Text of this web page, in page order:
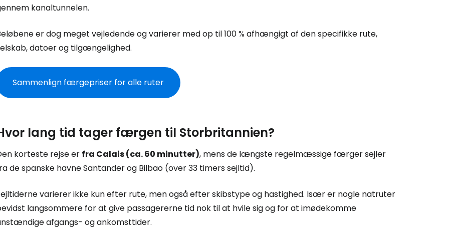
kanaltunnelen.
er dog meget vejledende og varierer med op til 100 % afhængigt af den specifikke rute,
datoer og tilgængelighed.
Sammenlign færgepriser for alle ruter
lang tid tager færgen til Storbritannien?
korteste rejse er fra Calais (ca. 60 minutter), mens de længste regelmæssige færger sejler
de spanske havne Santander og Bilbao (over 33 timers sejltid).
varierer ikke kun efter rute, men også efter skibstype og hastighed. Især er nogle natruter
langsommere for at give passagererne tid nok til at hvile sig og for at imødekomme
afgangs- og ankomsttider.
Log ind på Cestee
... det verdensomspændende rejsefællesskab
Fortsæt med Facebook
Fortsæt med e-mail